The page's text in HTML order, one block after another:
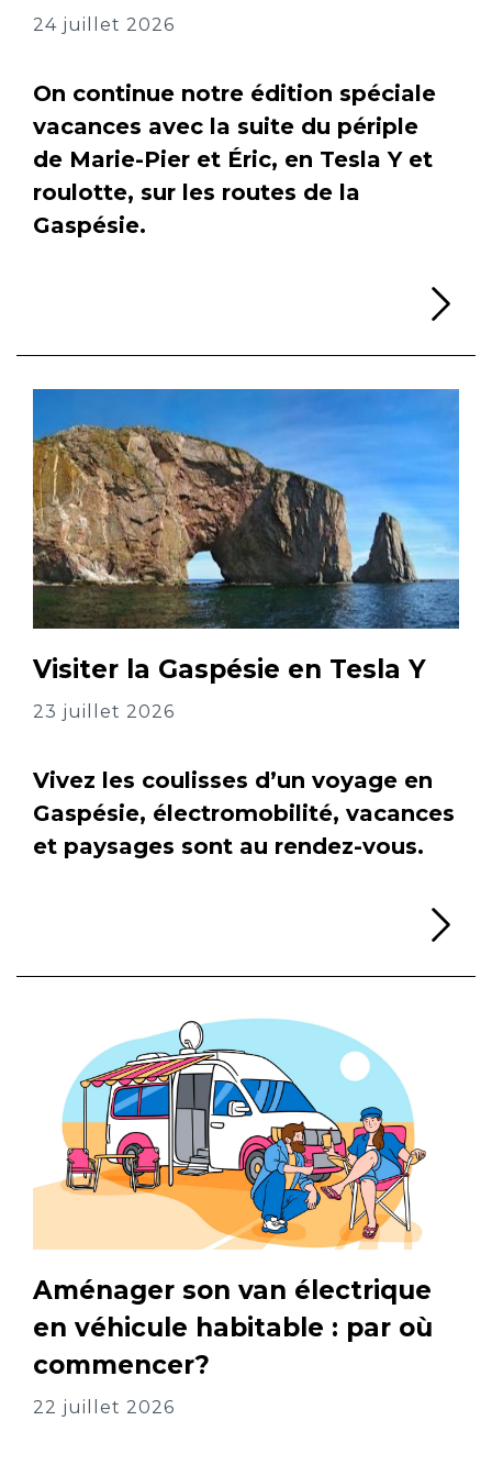
24 juillet 2026
On continue notre édition spéciale
vacances avec la suite du périple
de Marie-Pier et Éric, en Tesla Y et
roulotte, sur les routes de la
Gaspésie.
Visiter la Gaspésie en Tesla Y
23 juillet 2026
Vivez les coulisses d’un voyage en
Gaspésie, électromobilité, vacances
et paysages sont au rendez-vous.
Aménager son van électrique
en véhicule habitable : par où
commencer?
22 juillet 2026